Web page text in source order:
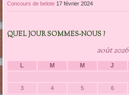
Concours de belote 17 février 2024
QUEL JOUR SOMMES-NOUS ?
août 2026
L M M J
3
4 5 6